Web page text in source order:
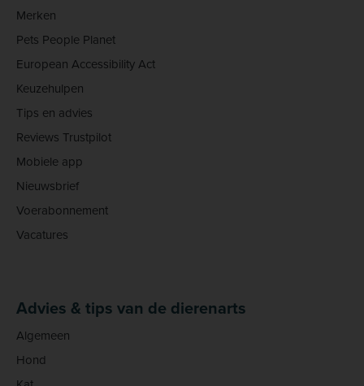
Merken
Pets People Planet
European Accessibility Act
Keuzehulpen
Tips en advies
Reviews Trustpilot
Mobiele app
Nieuwsbrief
Voerabonnement
Vacatures
Advies & tips van de dierenarts
Algemeen
Hond